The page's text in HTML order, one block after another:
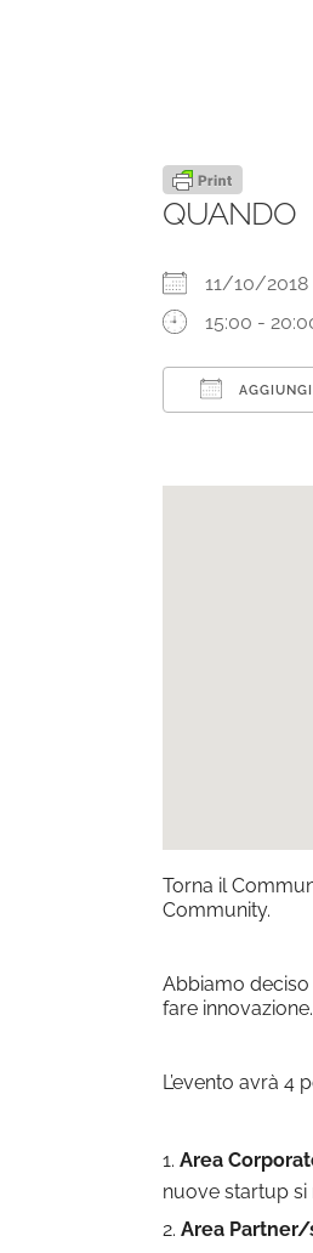
QUANDO
11/10/
15:00 -
Torna il
Community.
Abbiamo deciso
fare innovazione.
L’evento avrà 4
Area
nuove startup si
Area